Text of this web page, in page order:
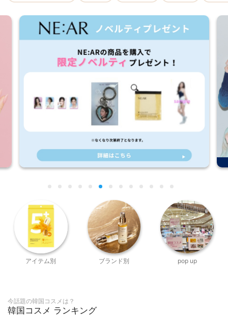
アイテム別 ブランド別 pop up
韓国コスメ ランキング
今話題の韓国コスメは？